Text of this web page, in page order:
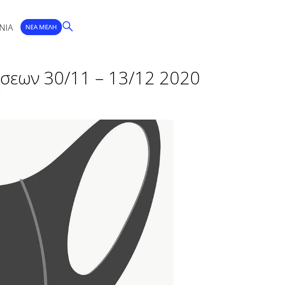
ΝΕΑ ΜΕΛΗ
30/11 – 13/12 2020